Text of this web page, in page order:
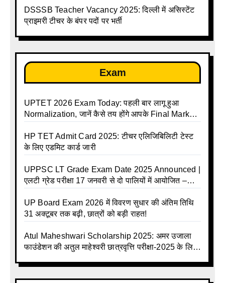
DSSSB Teacher Vacancy 2025: दिल्ली में असिस्टेंट
प्राइमरी टीचर के बंपर पदों पर भर्ती
Exam
UPTET 2026 Exam Today: पहली बार लागू हुआ
Normalization, जानें कैसे तय होंगे आपके Final Marks
HP TET Admit Card 2025: टीचर एलिजिबिलिटी टेस्ट
के लिए एडमिट कार्ड जारी
UPPSC LT Grade Exam Date 2025 Announced |
एलटी ग्रेड परीक्षा 17 जनवरी से दो पालियों में आयोजित –
UP Board Exam 2026 में विवरण सुधार की अंतिम तिथि
31 अक्टूबर तक बढ़ी, छात्रों को बड़ी राहत!
Atul Maheshwari Scholarship 2025: अमर उजाला
फाउंडेशन की अतुल माहेश्वरी छात्रवृत्ति परीक्षा-2025 के लिए